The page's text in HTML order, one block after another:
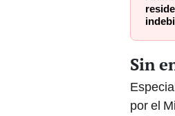
Sin
por el